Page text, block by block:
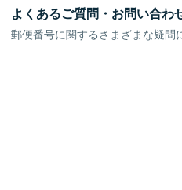
よくあるご質問・お問い合わ
郵便番号に関するさまざまな疑問